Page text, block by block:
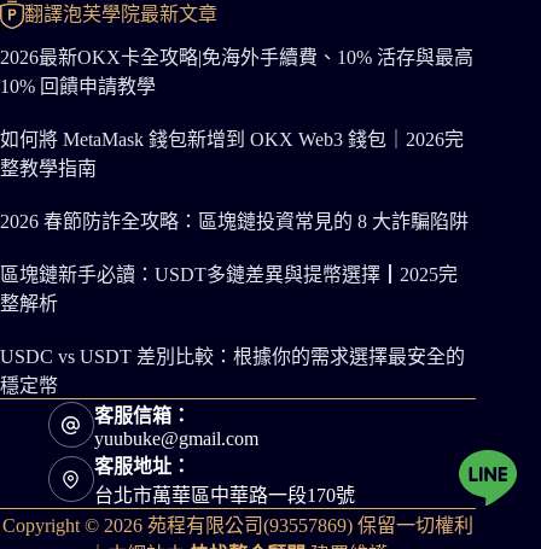
翻譯泡芙學院最新文章
2026最新OKX卡全攻略|免海外手續費、10% 活存與最高
10% 回饋申請教學
如何將 MetaMask 錢包新增到 OKX Web3 錢包｜2026完
整教學指南
2026 春節防詐全攻略：區塊鏈投資常見的 8 大詐騙陷阱
區塊鏈新手必讀：USDT多鏈差異與提幣選擇┃2025完
整解析
USDC vs USDT 差別比較：根據你的需求選擇最安全的
穩定幣
客服信箱：
yuubuke@gmail.com
客服地址：
台北市萬華區中華路一段170號
Copyright © 2026 苑程有限公司(93557869) 保留一切權利